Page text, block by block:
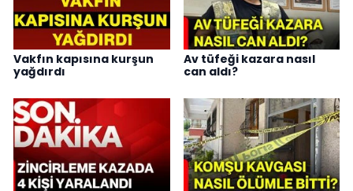
Vakfın kapısına kurşun
yağdırdı
Av tüfeği kazara nasıl
can aldı?